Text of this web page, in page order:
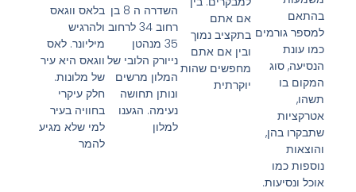
בהתאם
למספר גורמים
כמו עונת
הנסיעה, סוג
המקום בו
תשהו,
אטרקציות
שתבקרו בהן,
והוצאות
נוספות כמו
אוכל ונסיעות.
אם אתם
בתקציב נמוך
ובין אם אתם
מחפשים שהות
יוקרתית
השדרה ה 8 בן
רחוב 34 לרחוב
35 מנהטן
נייורק הלובי של
המלון מרשים
ונותן תחושה
נעימה. הגענו
למלון
בלאס ווגאס
ולהרגיש
מיליונר. לאס
ווגאס היא עיר
של מלונות.
חלק עיקרי
בחוויה בעיר
למי שלא מגיע
להמר